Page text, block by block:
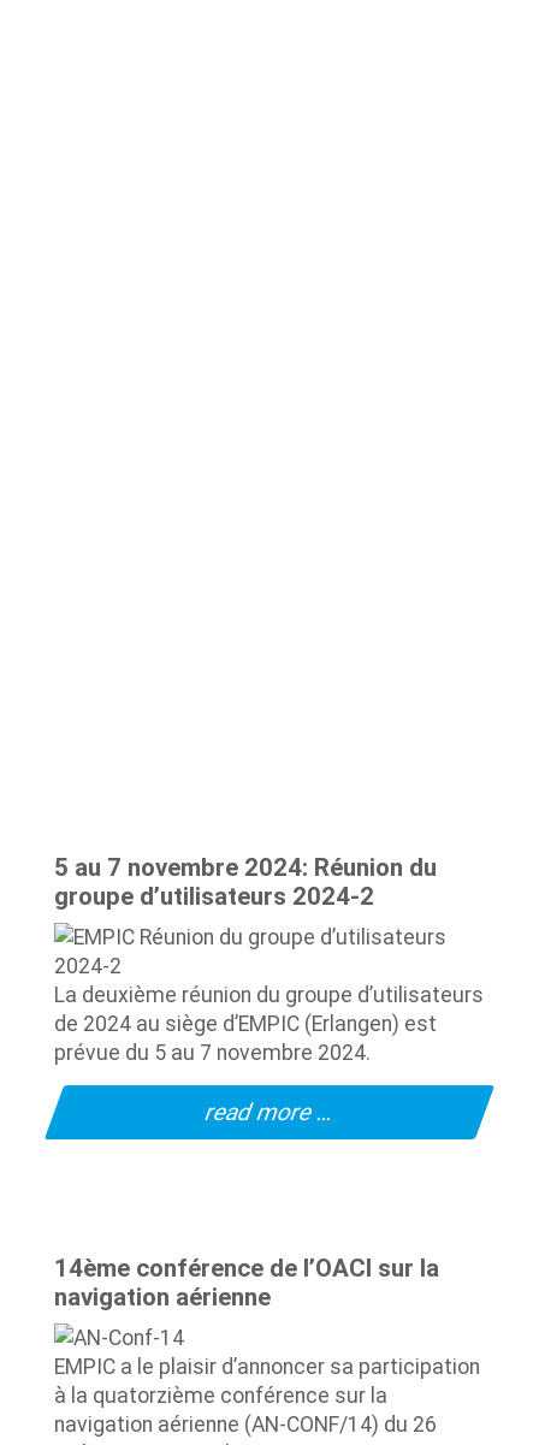
5 au 7 novembre 2024: Réunion du
groupe d’utilisateurs 2024-2
La deuxième réunion du groupe d’utilisateurs
de 2024 au siège d’EMPIC (Erlangen) est
prévue du 5 au 7 novembre 2024.
read more …
14ème conférence de l’OACI sur la
navigation aérienne
EMPIC a le plaisir d’annoncer sa participation
à la quatorzième conférence sur la
navigation aérienne (AN-CONF/14) du 26